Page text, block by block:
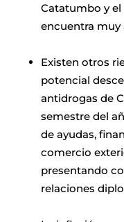
Catatumbo y el
encuentra muy
Existen otros
potencial
antidrogas de
semestre del
de ayudas,
comercio
presentando
relaciones